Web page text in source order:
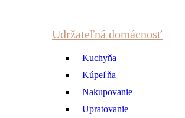
Udržateľná domácnosť
Kuchyňa
Kúpeľňa
Nakupovanie
Upratovanie